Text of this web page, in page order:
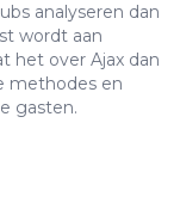
analyseren dan
wordt aan
het over Ajax dan
methodes en
gasten.